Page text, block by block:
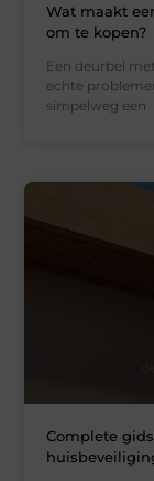
Wat maakt
om te kopen?
Een deurbel
echte
simpelweg een
Complete